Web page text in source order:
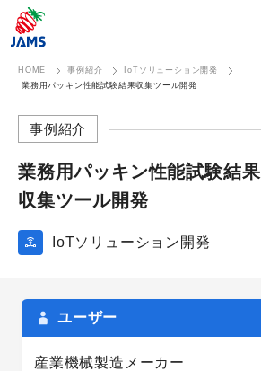
HOME 事例紹介
IoTソリューション開発
業務用パッキン性能試験結果収集ツール開発
事例紹介
業務用パッキン性能試験結果​
収集ツール開発
IoTソリューション開発
ユーザー
産業機械製造メーカー